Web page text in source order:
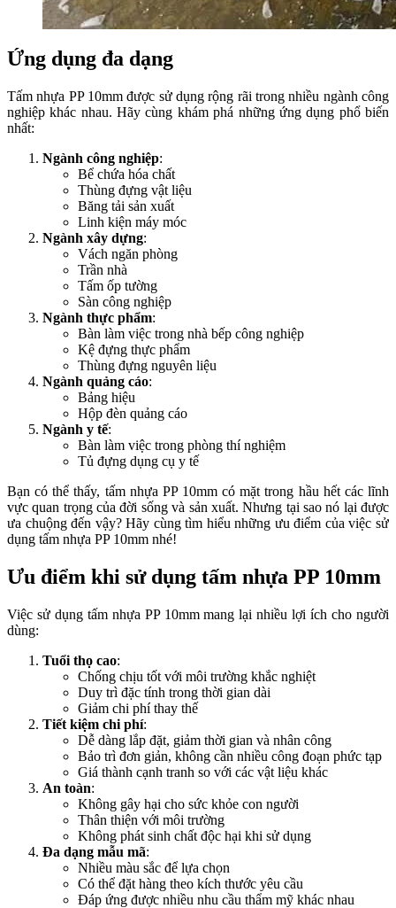
Ứng dụng đa dạng
Tấm nhựa PP 10mm được sử dụng rộng rãi trong nhiều ngành công
nghiệp khác nhau. Hãy cùng khám phá những ứng dụng phổ biến
nhất:
Ngành công nghiệp:
Bể chứa hóa chất
Thùng đựng vật liệu
Băng tải sản xuất
Linh kiện máy móc
Ngành xây dựng:
Vách ngăn phòng
Trần nhà
Tấm ốp tường
Sàn công nghiệp
Ngành thực phẩm:
Bàn làm việc trong nhà bếp công nghiệp
Kệ đựng thực phẩm
Thùng đựng nguyên liệu
Ngành quảng cáo:
Bảng hiệu
Hộp đèn quảng cáo
Ngành y tế:
Bàn làm việc trong phòng thí nghiệm
Tủ đựng dụng cụ y tế
Bạn có thể thấy, tấm nhựa PP 10mm có mặt trong hầu hết các lĩnh
vực quan trọng của đời sống và sản xuất. Nhưng tại sao nó lại được
ưa chuộng đến vậy? Hãy cùng tìm hiểu những ưu điểm của việc sử
dụng tấm nhựa PP 10mm nhé!
Ưu điểm khi sử dụng tấm nhựa PP 10mm
Việc sử dụng tấm nhựa PP 10mm mang lại nhiều lợi ích cho người
dùng:
Tuổi thọ cao:
Chống chịu tốt với môi trường khắc nghiệt
Duy trì đặc tính trong thời gian dài
Giảm chi phí thay thế
Tiết kiệm chi phí:
Dễ dàng lắp đặt, giảm thời gian và nhân công
Bảo trì đơn giản, không cần nhiều công đoạn phức tạp
Giá thành cạnh tranh so với các vật liệu khác
An toàn:
Không gây hại cho sức khỏe con người
Thân thiện với môi trường
Không phát sinh chất độc hại khi sử dụng
Đa dạng mẫu mã:
Nhiều màu sắc để lựa chọn
Có thể đặt hàng theo kích thước yêu cầu
Đáp ứng được nhiều nhu cầu thẩm mỹ khác nhau